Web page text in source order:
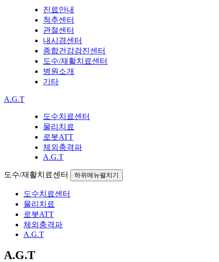
진료안내
척추센터
관절센터
내시경센터
종합건강검진센터
도수/재활치료센터
병원소개
기타
A.G.T
도수치료센터
물리치료
로봇ATT
체외충격파
A.G.T
도수/재활치료센터 하위메뉴펼치기
도수치료센터
물리치료
로봇ATT
체외충격파
A.G.T
A.G.T